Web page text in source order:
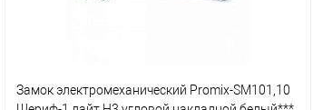
Замок электромеханический Promix-SM101,10